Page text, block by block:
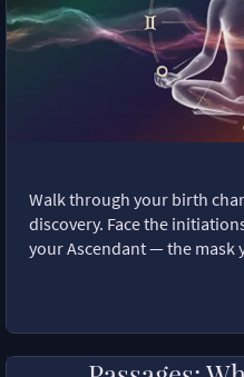
Walk through your birth
discovery. Face the
your Ascendant — the mask